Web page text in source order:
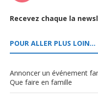
Recevez chaque la
POUR ALLER PLUS LOIN…
Annoncer un événement
Que faire en famille